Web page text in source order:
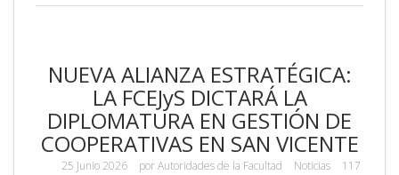
NUEVA ALIANZA ESTRATÉGICA:
LA FCEJyS DICTARÁ LA
DIPLOMATURA EN GESTIÓN DE
COOPERATIVAS EN SAN VICENTE
25 Junio 2026 porAutoridades de la Facultad Noticias
117